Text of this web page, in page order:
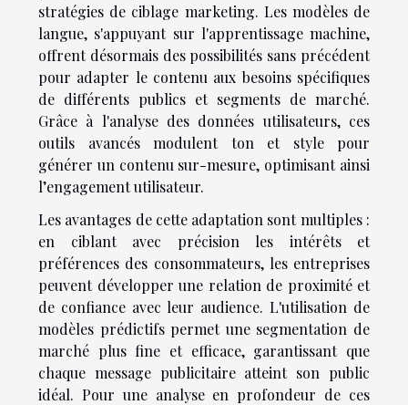
stratégies de ciblage marketing. Les modèles de
langue, s'appuyant sur l'apprentissage machine,
offrent désormais des possibilités sans précédent
pour adapter le contenu aux besoins spécifiques
de différents publics et segments de marché.
Grâce à l'analyse des données utilisateurs, ces
outils avancés modulent ton et style pour
générer un contenu sur-mesure, optimisant ainsi
l’engagement utilisateur.
Les avantages de cette adaptation sont multiples :
en ciblant avec précision les intérêts et
préférences des consommateurs, les entreprises
peuvent développer une relation de proximité et
de confiance avec leur audience. L'utilisation de
modèles prédictifs permet une segmentation de
marché plus fine et efficace, garantissant que
chaque message publicitaire atteint son public
idéal. Pour une analyse en profondeur de ces